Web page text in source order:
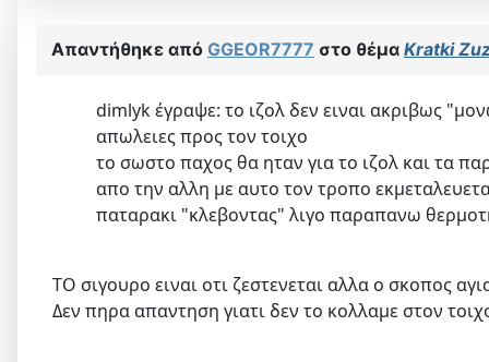
Απαντήθηκε από GGEOR7777 στο θέμα Kratki
dimlyk έγραψε: το ιζολ δεν ειναι ακριβως
απωλειες προς τον τοιχο
το σωστο παχος θα ηταν για το ιζολ και τα
απο την αλλη με αυτο τον τροπο
παταρακι "κλεβοντας" λιγο παραπανω
ΤΟ σιγουρο ειναι οτι ζεστενεται αλλα ο σκοπος
Δεν πηρα απαντηση γιατι δεν το κολλαμε στον